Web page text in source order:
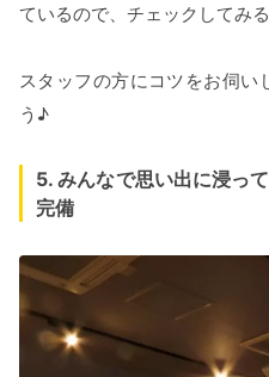
ているので、チェックしてみ
スタッフの方にコツをお伺い
う♪
5. みんなで思い出に浸っ
完備